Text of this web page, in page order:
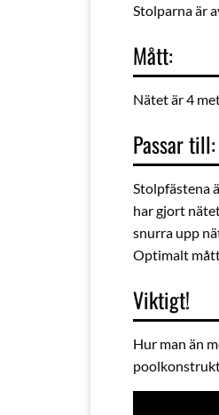
Stolparna är
Mått:
Nätet är 4
Passar till:
Stolpfästena
har gjort
snurra upp
Optimalt
Viktigt!
Hur man än